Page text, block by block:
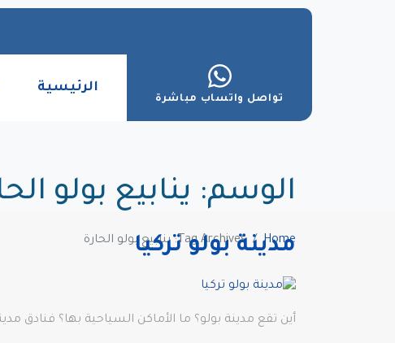
تواصل واتساب مباشرة
الرئيسية
الوسم: ينابيع بولو
Home Tag Archives: ينابيع بولو الحارة
مدينة بولو تركيا
أين تقع مدينة بولو؟ ما الأماكن السياحية بها؟ فنادق